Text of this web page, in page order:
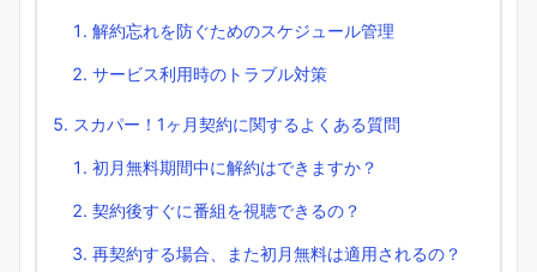
解約忘れを防ぐためのスケジュール管理
サービス利用時のトラブル対策
スカパー！1ヶ月契約に関するよくある質問
初月無料期間中に解約はできますか？
契約後すぐに番組を視聴できるの？
再契約する場合、また初月無料は適用されるの？